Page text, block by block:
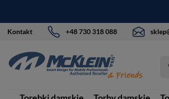
Kontakt +48 730 318 088